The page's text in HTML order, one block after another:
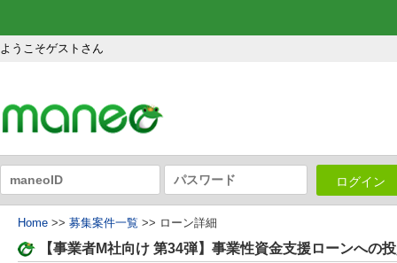
ようこそゲストさん
ログイン
Home >> 募集案件一覧 >> ローン詳細
【事業者M社向け 第34弾】事業性資金支援ローンへの